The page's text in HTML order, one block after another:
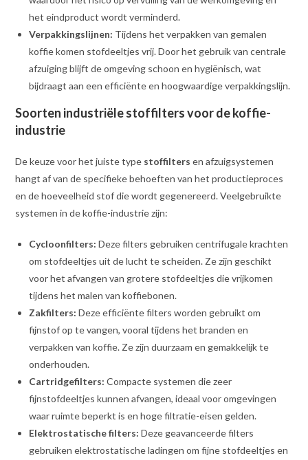
het eindproduct wordt verminderd.
Verpakkingslijnen: Tijdens het verpakken van gemalen
koffie komen stofdeeltjes vrij. Door het gebruik van centrale
afzuiging blijft de omgeving schoon en hygiënisch, wat
bijdraagt aan een efficiënte en hoogwaardige verpakkingslijn.
Soorten industriële stoffilters voor de koffie-
industrie
De keuze voor het juiste type stoffilters en afzuigsystemen
hangt af van de specifieke behoeften van het productieproces
en de hoeveelheid stof die wordt gegenereerd. Veelgebruikte
systemen in de koffie-industrie zijn:
Cycloonfilters: Deze filters gebruiken centrifugale krachten
om stofdeeltjes uit de lucht te scheiden. Ze zijn geschikt
voor het afvangen van grotere stofdeeltjes die vrijkomen
tijdens het malen van koffiebonen.
Zakfilters: Deze efficiënte filters worden gebruikt om
fijnstof op te vangen, vooral tijdens het branden en
verpakken van koffie. Ze zijn duurzaam en gemakkelijk te
onderhouden.
Cartridgefilters: Compacte systemen die zeer
fijnstofdeeltjes kunnen afvangen, ideaal voor omgevingen
waar ruimte beperkt is en hoge filtratie-eisen gelden.
Elektrostatische filters: Deze geavanceerde filters
gebruiken elektrostatische ladingen om fijne stofdeeltjes en